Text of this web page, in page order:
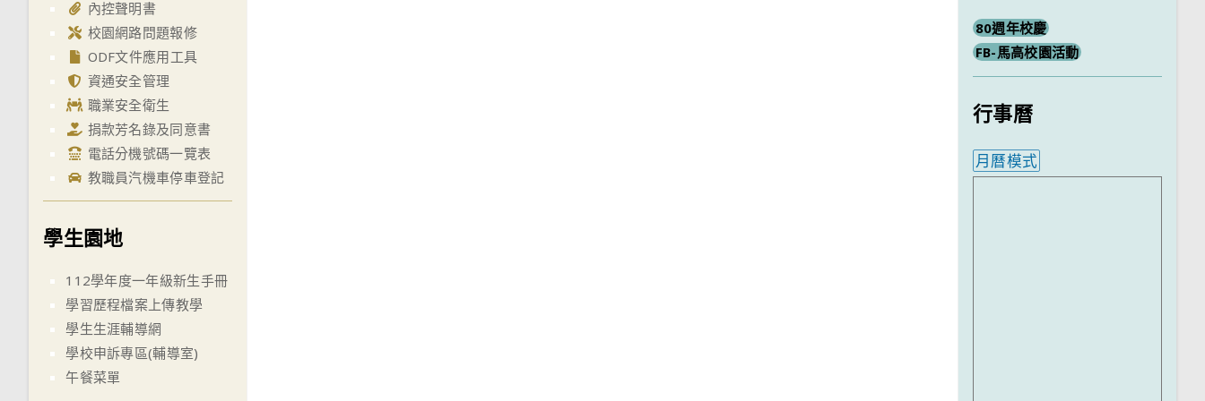
內控聲明書
校園網路問題報修
ODF文件應用工具
資通安全管理
職業安全衛生
捐款芳名錄及同意書
電話分機號碼一覽表
教職員汽機車停車登記
學生園地
112學年度一年級新生手冊
學習歷程檔案上傳教學
學生生涯輔導網
學校申訴專區(輔導室)
午餐菜單
80週年校慶
FB-馬高校園活動
行事曆
月曆模式